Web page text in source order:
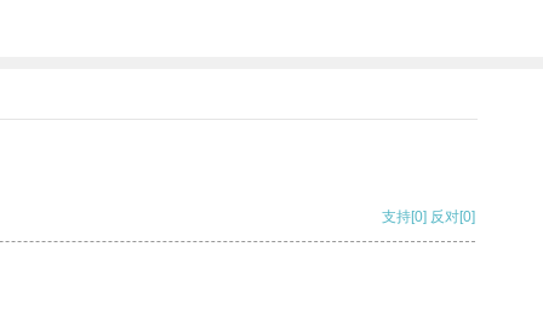
支持[0] 反对[0]